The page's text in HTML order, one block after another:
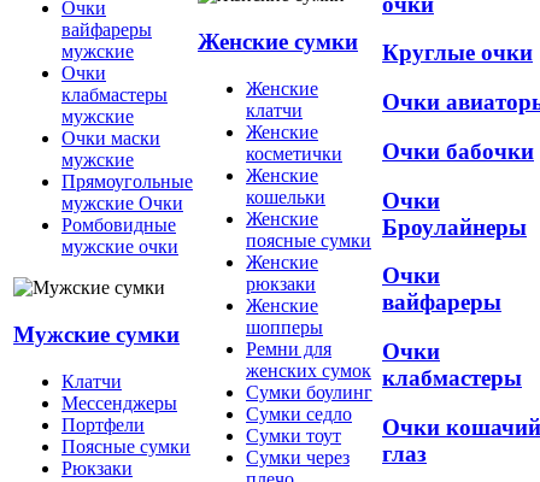
Очки
вайфареры
мужские
Очки
клабмастеры
мужские
Очки маски
мужские
Прямоугольные
мужские Очки
Ромбовидные
мужские очки
Мужские сумки
Клатчи
Мессенджеры
Портфели
Поясные сумки
Рюкзаки
Женские сумки
Женские
клатчи
Женские
косметички
Женские
кошельки
Женские
поясные сумки
Женские
рюкзаки
Женские
шопперы
Ремни для
женских сумок
Сумки боулинг
Сумки седло
Сумки тоут
Сумки через
Круглые очки
Очки
Очки бабочки
Очки
Броулайнеры
Очки
вайфареры
Очки
клабмастеры
Очки кошачий
глаз